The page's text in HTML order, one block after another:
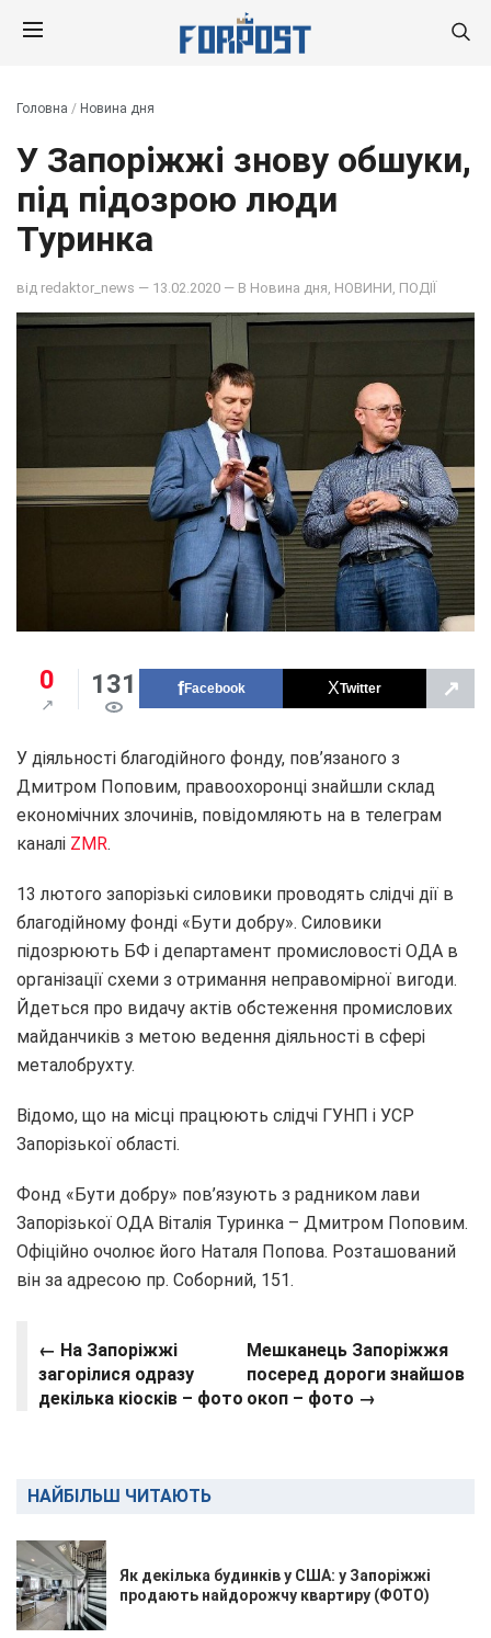
Головна / Новина дня
У Запоріжжі знову обшуки,
під підозрою люди
Туринка
від redaktor_news — 13.02.2020 — В Новина дня НОВИНИ ПОДІЇ
0 131 Facebook Twitter ↗
У діяльності благодійного фонду, пов’язаного з
Дмитром Поповим, правоохоронці знайшли склад
економічних злочинів, повідомляють на в телеграм
каналі ZMR.
13 лютого запорізькі силовики проводять слідчі дії в
благодійному фонді «Бути добру». Силовики
підозрюють БФ і департамент промисловості ОДА в
організації схеми з отримання неправомірної вигоди.
Йдеться про видачу актів обстеження промислових
майданчиків з метою ведення діяльності в сфері
металобрухту.
Відомо, що на місці працюють слідчі ГУНП і УСР
Запорізької області.
Фонд «Бути добру» пов’язують з радником лави
Запорізької ОДА Віталія Туринка – Дмитром Поповим.
Офіційно очолює його Наталя Попова. Розташований
він за адресою пр. Соборний, 151.
← На Запоріжжі
загорілися одразу
декілька кіосків – фото
Мешканець Запоріжжя
посеред дороги знайшов
окоп – фото →
НАЙБІЛЬШ ЧИТАЮТЬ
Як декілька будинків у США: у Запоріжжі
продають найдорожчу квартиру (ФОТО)